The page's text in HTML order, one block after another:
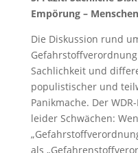
Empörung –
Die Diskussion rund
Sachlichkeit und
populistischer und
Panikmache. Der
leider Schwächen:
als